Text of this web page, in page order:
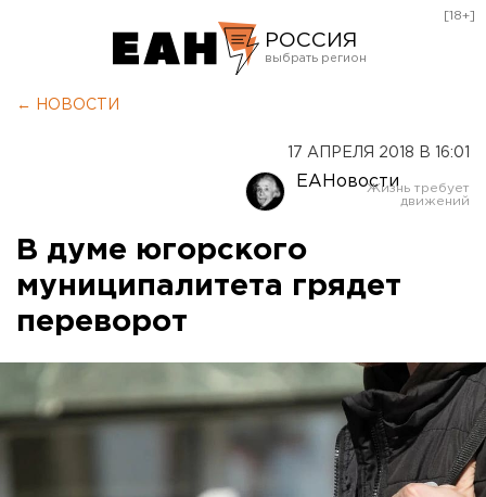
РОССИЯ
Оренбург
[18+]
← НОВОСТИ
17 АПРЕЛЯ 2018 В 16:01
ЕАНовости
В думе югорского
муниципалитета грядет
переворот